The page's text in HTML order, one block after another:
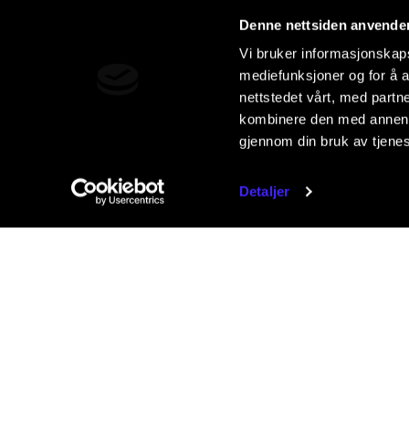
Denne nettsiden
Vi bruker
mediefunksjoner og for å
nettstedet vårt, med
kombinere den med
gjennom din bruk av
Detaljer